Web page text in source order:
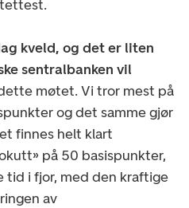
kveld, og det er liten
sentralbanken vil
møtet. Vi tror mest på
og det samme gjør
finnes helt klart
på 50 basispunkter,
tid i fjor, med den kraftige
av